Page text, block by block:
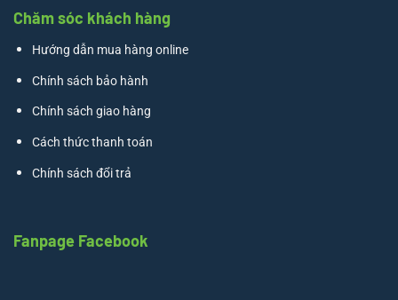
Chăm sóc khách hàng
Hướng dẫn mua hàng online
Chính sách bảo hành
Chính sách giao hàng
Cách thức thanh toán
Chính sách đổi trả
Fanpage Facebook